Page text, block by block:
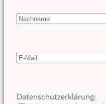
Datenschutzerklärung: